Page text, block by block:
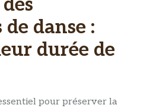
danse :
durée de
pour préserver la